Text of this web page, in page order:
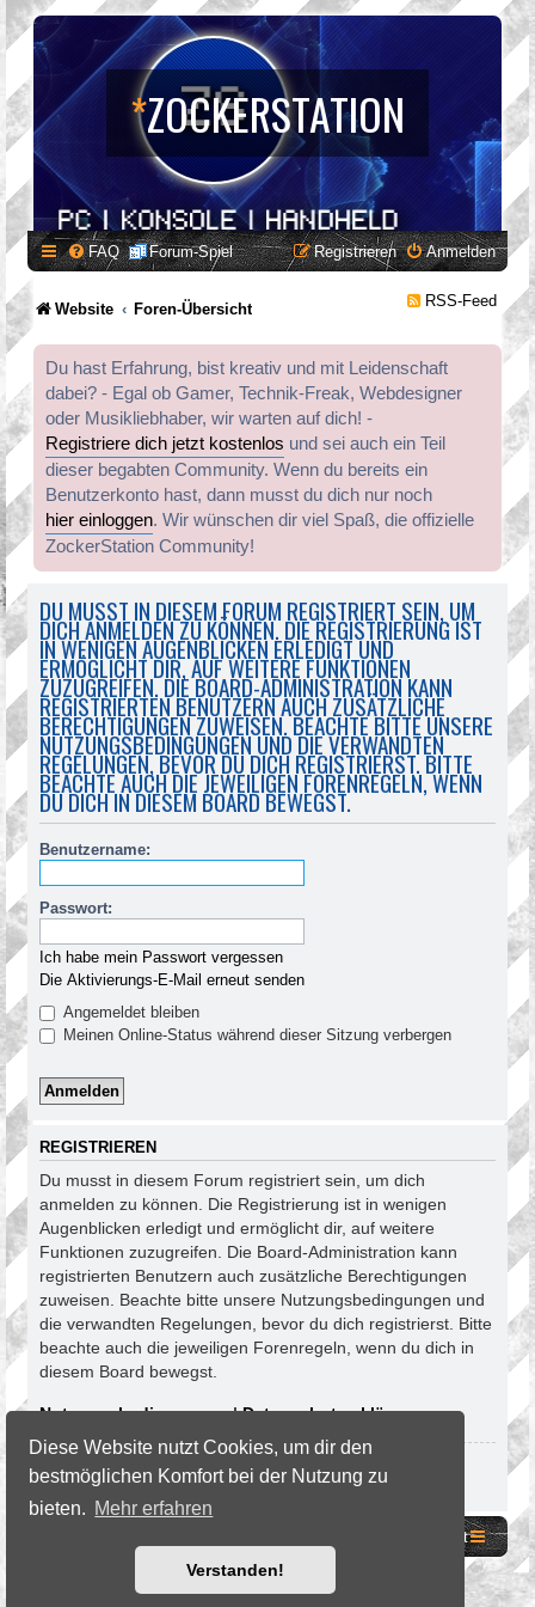
Diese Website nutzt Cookies, um dir den
bestmöglichen Komfort bei der Nutzung zu
bieten. Mehr erfahren
Verstanden!
*ZOCKERSTATION
FAQ Forum-Spiel Anmelden
Registrieren
Website Foren-Übersicht RSS-Feed
Du hast Erfahrung, bist kreativ und mit Leidenschaft
dabei? - Egal ob Gamer, Technik-Freak, Webdesigner
oder Musikliebhaber, wir warten auf dich! -
Registriere dich jetzt kostenlos und sei auch ein Teil
dieser begabten Community. Wenn du bereits ein
Benutzerkonto hast, dann musst du dich nur noch
hier einloggen. Wir wünschen dir viel Spaß, die offizielle
ZockerStation Community!
DU MUSST IN DIESEM FORUM REGISTRIERT SEIN, UM
DICH ANMELDEN ZU KÖNNEN. DIE REGISTRIERUNG IST
IN WENIGEN AUGENBLICKEN ERLEDIGT UND
ERMÖGLICHT DIR, AUF WEITERE FUNKTIONEN
ZUZUGREIFEN. DIE BOARD-ADMINISTRATION KANN
REGISTRIERTEN BENUTZERN AUCH ZUSÄTZLICHE
BERECHTIGUNGEN ZUWEISEN. BEACHTE BITTE UNSERE
NUTZUNGSBEDINGUNGEN UND DIE VERWANDTEN
REGELUNGEN, BEVOR DU DICH REGISTRIERST. BITTE
BEACHTE AUCH DIE JEWEILIGEN FORENREGELN, WENN
DU DICH IN DIESEM BOARD BEWEGST.
Benutzername:
Passwort:
Ich habe mein Passwort vergessen
Die Aktivierungs-E-Mail erneut senden
Angemeldet bleiben
Meinen Online-Status während dieser Sitzung verbergen
REGISTRIEREN
Du musst in diesem Forum registriert sein, um dich
anmelden zu können. Die Registrierung ist in wenigen
Augenblicken erledigt und ermöglicht dir, auf weitere
Funktionen zuzugreifen. Die Board-Administration kann
registrierten Benutzern auch zusätzliche Berechtigungen
zuweisen. Beachte bitte unsere Nutzungsbedingungen und
die verwandten Regelungen, bevor du dich registrierst. Bitte
beachte auch die jeweiligen Forenregeln, wenn du dich in
diesem Board bewegst.
Nutzungsbedingungen|Datenschutzerklärung
Registrieren
Kontakt